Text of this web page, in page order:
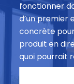
fonctionner
d’un premier
concrète
produit en
quoi pourrait